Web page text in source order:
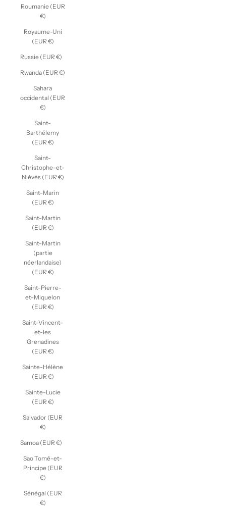
Roumanie (EUR
€)
Royaume-Uni
(EUR €)
Russie (EUR €)
Rwanda (EUR €)
Sahara
occidental (EUR
€)
Saint-
Barthélemy
(EUR €)
Saint-
Christophe-et-
Niévès (EUR €)
Saint-Marin
(EUR €)
Saint-Martin
(EUR €)
Saint-Martin
(partie
néerlandaise)
(EUR €)
Saint-Pierre-
et-Miquelon
(EUR €)
Saint-Vincent-
et-les
Grenadines
(EUR €)
Sainte-Hélène
(EUR €)
Sainte-Lucie
(EUR €)
Salvador (EUR
€)
Samoa (EUR €)
Sao Tomé-et-
Principe (EUR
€)
Sénégal (EUR
€)